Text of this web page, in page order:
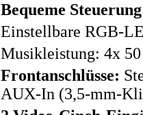
Bequeme
Einstellbare RGB-
Musikleistung: 4x
Frontanschlüsse:
AUX-In (3,5-mm-